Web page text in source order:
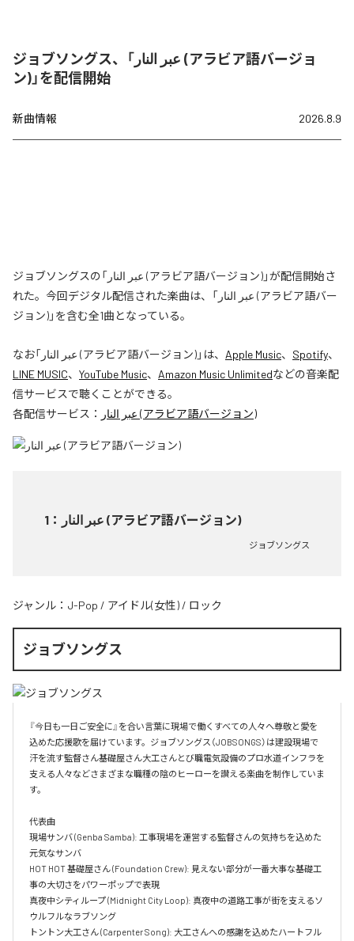
ジョブソングス、「عبر النار (アラビア語バージョ
ン)」を配信開始
新曲情報 2026.8.9
ジョブソングスの「عبر النار (アラビア語バージョン)」が配信開始さ
れた。今回デジタル配信された楽曲は、「عبر النار (アラビア語バー
ジョン)」を含む全1曲となっている。
なお「 عبر النار (アラビア語バージョン)」は、 Apple Music、 Spotify、
LINE MUSIC、 YouTube Music、 Amazon Music Unlimitedなどの音楽配
信サービスで聴くことができる。
各配信サービス：
عبر النار (アラビア語バージョン)
1 ： عبر النار (アラビア語バージョン)
ジョブソングス
ジャンル： J-Pop / アイドル(女性) / ロック
ジョブソングス
『今日も一日ご安全に』を合い言葉に現場で働くすべての人々へ尊敬と愛を
込めた応援歌を届けています。ジョブソングス（JOBSONGS）は建設現場で
汗を流す監督さん基礎屋さん大工さんとび職電気設備のプロ水道インフラを
支える人々などさまざまな職種の陰のヒーローを讃える楽曲を制作していま
す。
代表曲
現場サンバ (Genba Samba): 工事現場を運営する監督さんの気持ちを込めた
元気なサンバ
HOT HOT 基礎屋さん (Foundation Crew): 見えない部分が一番大事な基礎工
事の大切さをパワーポップで表現
真夜中シティループ (Midnight City Loop): 真夜中の道路工事が街を支えるソ
ウルフルなラブソング
トントン大工さん (Carpenter Song): 大工さんへの感謝を込めたハートフル